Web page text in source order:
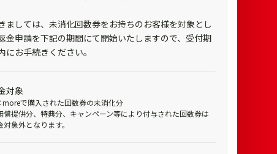
ましては、未消化回数券をお持ちのお客様を対象とし
金申請を下記の期間にて開始いたしますので、受付期
にお手続きください。
対象
で購入された回数券の未消化分
提供分、特典分、キャンペーン等により付与された回数券は
対象外となります。